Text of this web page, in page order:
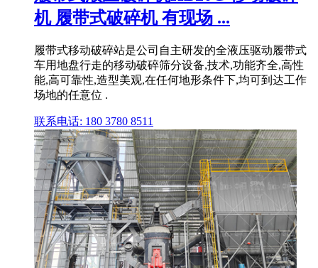
机 履带式破碎机 有现场 ...
履带式移动破碎站是公司自主研发的全液压驱动履带式
车用地盘行走的移动破碎筛分设备,技术,功能齐全,高性
能,高可靠性,造型美观,在任何地形条件下,均可到达工作
场地的任意位 .
联系电话: 180 3780 8511